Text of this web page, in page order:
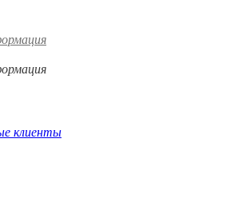
клиенты